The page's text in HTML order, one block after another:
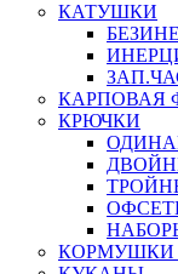
КАТУШКИ
КАРПОВАЯ
КРЮЧКИ
КОРМУШКИ